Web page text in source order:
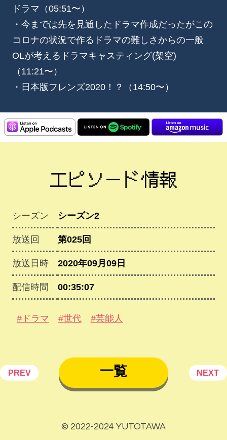
ドラマ（05:51〜）
・今までは先を見通したドラマ作成だったがこの
コロナの状況で作るドラマの難しさからの一般
OLが考えるドラマキャスティング(架空)
（11:21〜）
・日本版フレンズ2020！？（14:50〜）
エピソード情報
シーズン シーズン2
放送回 第025回
放送日時 2020年09月09日
配信時間 00:35:07
#ドラマ #世代 #芸能人
PREV 一覧 NEXT
© 2022-2024 YUTOTAWA